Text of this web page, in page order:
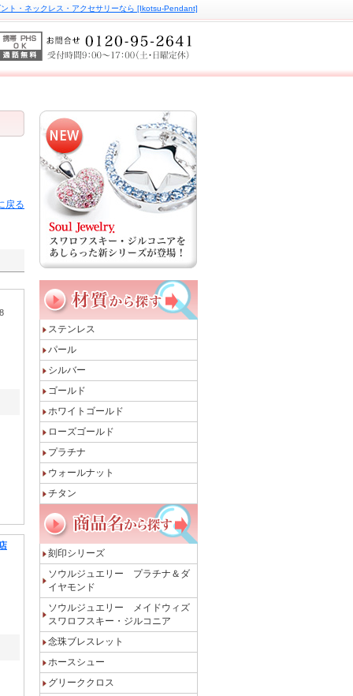
ト・ネックレス・アクセサリーなら [Ikotsu-Pendant]
戻る
ステンレス
パール
シルバー
ゴールド
ホワイトゴールド
ローズゴールド
プラチナ
ウォールナット
チタン
刻印シリーズ
ソウルジュエリー プラチナ＆ダ
イヤモンド
ソウルジュエリー メイドウィズ
スワロフスキー・ジルコニア
念珠ブレスレット
ホースシュー
グリーククロス